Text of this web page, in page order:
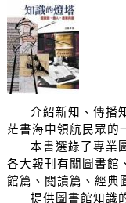
介紹新知、傳播知
茫書海中領航民眾的
本書選錄了專業圖
各大報刊有關圖書館
館篇、閱讀篇、經典
提供圖書館知識的